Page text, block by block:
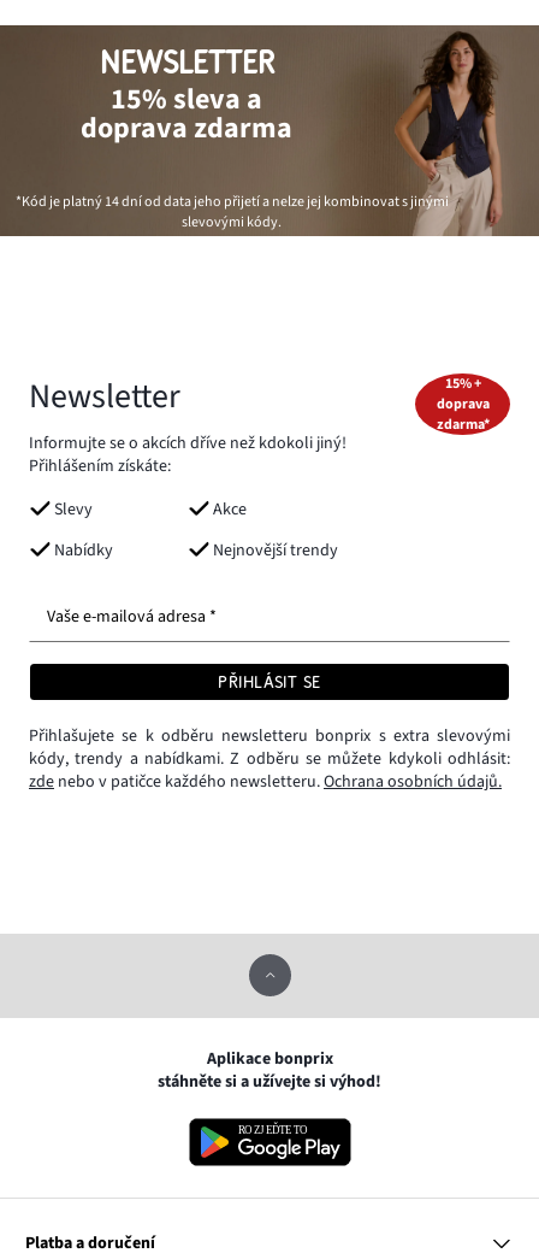
NEWSLETTER
15% sleva a
doprava zdarma
*Kód je platný 14 dní od data jeho přijetí a nelze jej kombinovat s jinými
slevovými kódy.
Newsletter
Informujte se o akcích dříve než kdokoli jiný!
Přihlášením získáte:
Slevy
Akce
Nabídky
Nejnovější trendy
15% +
doprava
zdarma*
Vaše e-mailová adresa *
PŘIHLÁSIT SE
Přihlašujete se k odběru newsletteru bonprix s extra slevovými
kódy, trendy a nabídkami. Z odběru se můžete kdykoli odhlásit:
zde nebo v patičce každého newsletteru.Ochrana osobních údajů.
Aplikace bonprix
stáhněte si a užívejte si výhod!
Platba a doručení